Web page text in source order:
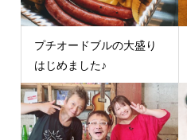
プチオードブルの大盛り
はじめました♪